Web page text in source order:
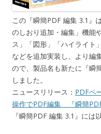
この『瞬簡PDF 編集 3.1』
のしおり追加・編集」機能
ス」「図形」「ハイライト
などを追加実装し、より編
ので、製品名も新たに『瞬
しました。
ニュースリリース： PDFペ
操作でPDF編集 『瞬簡
『瞬簡PDF 編集 3.1』には